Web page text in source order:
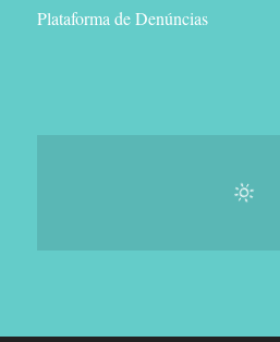
Plataforma de Denúncias